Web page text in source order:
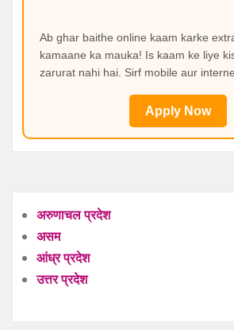
Ab ghar baithe online kaam karke
kamaane ka mauka! Is kaam ke liye
zarurat nahi hai. Sirf mobile aur
Apply Now
अरुणाचल प्रदेश
असम
आंध्र प्रदेश
उत्तर प्रदेश